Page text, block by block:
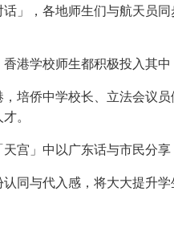
」，各地师生们与航天员
港学校师生都积极投入其
培侨中学校长、立法会议
。
宫」中以广东话与市民分
同与代入感，将大大提升